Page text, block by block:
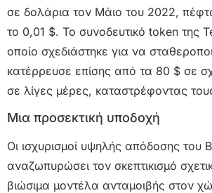
σε δολάρια τον Μάιο του 2022,
το 0,01 $. Το συνοδευτικό token της
οποίο σχεδιάστηκε για να
κατέρρευσε επίσης από τα 80 $ σε
σε λίγες μέρες, καταστρέφοντας
Μια προσεκτική υποδοχή
Οι ισχυρισμοί υψηλής απόδοσης του
αναζωπυρώσει τον σκεπτικισμό
βιώσιμα μοντέλα ανταμοιβής στον